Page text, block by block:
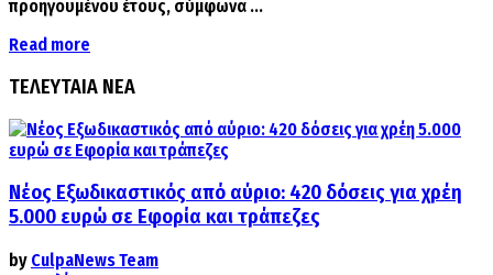
προηγουμένου έτους, σύμφωνα ...
Read more
ΤΕΛΕΥΤΑΙΑ ΝΕΑ
Νέος Εξωδικαστικός από αύριο: 420 δόσεις για χρέη
5.000 ευρώ σε Εφορία και τράπεζες
by CulpaNews Team